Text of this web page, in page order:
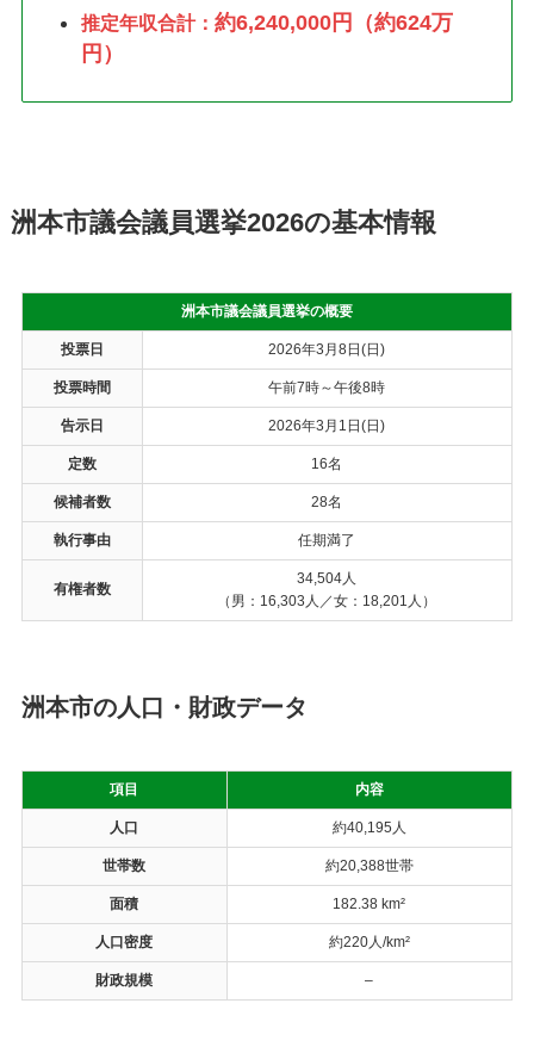
推定年収合計：約6,240,000円（約624万
円）
洲本市議会議員選挙2026の基本情報
洲本市議会議員選挙の概要
投票日 2026年3月8日(日)
投票時間 午前7時～午後8時
告示日 2026年3月1日(日)
定数 16名
候補者数 28名
執行事由 任期満了
有権者数
34,504人
（男：16,303人／女：18,201人）
洲本市の人口・財政データ
項目 内容
人口 約40,195人
世帯数 約20,388世帯
面積 182.38 km²
人口密度 約220人/km²
財政規模 –